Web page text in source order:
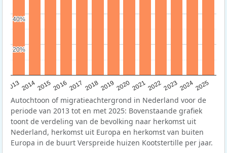
20132014201520162017 20182019 202020212022202320242025
20%
20%
40%
40%
Autochtoon of migratieachtergrond in Nederland voor de
periode van 2013 tot en met 2025: Bovenstaande grafiek
toont de verdeling van de bevolking naar herkomst uit
Nederland, herkomst uit Europa en herkomst van buiten
Europa in de buurt Verspreide huizen Kootstertille per jaar.